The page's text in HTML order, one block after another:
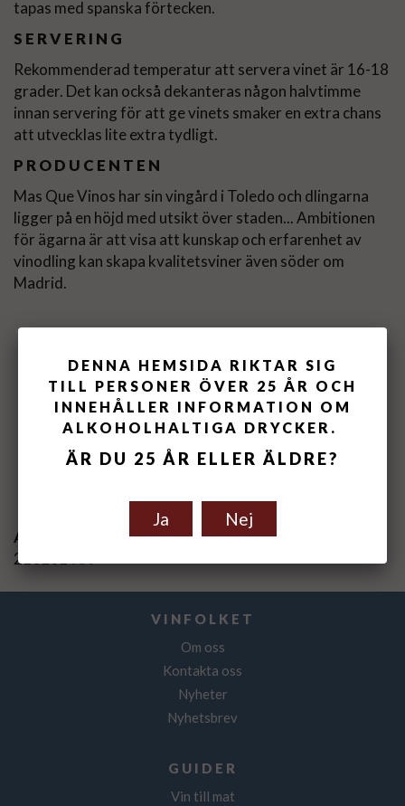
tapas med spanska förtecken.
SERVERING
Rekommenderad temperatur att servera vinet är 16-18
grader. Det kan också dekanteras någon halvtimme
innan servering för att ge vinets smaker en extra chans
att utvecklas lite extra tydligt.
PRODUCENTEN
Mas Que Vinos har sin vingård i Toledo och dlingarna
ligger på en höjd med utsikt över staden... Ambitionen
för ägarna är att visa att kunskap och erfarenhet av
vinodling kan skapa kvalitetsviner även söder om
Madrid.
Spara som favorit
Artikelnummer:
210101-XX
VINFOLKET
Om oss
Kontakta oss
Nyheter
Nyhetsbrev
GUIDER
Vin till mat
DENNA HEMSIDA RIKTAR SIG
TILL PERSONER ÖVER 25 ÅR OCH
INNEHÅLLER INFORMATION OM
ALKOHOLHALTIGA DRYCKER.
ÄR DU 25 ÅR ELLER ÄLDRE?
Ja Nej